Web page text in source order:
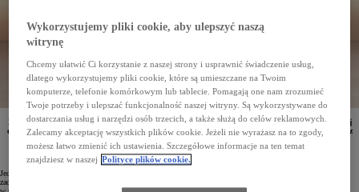
Zanim nowa Toyota Land Cruiser trafi do polskich salonów, klienci będą mogli zarezerwować swój
egzemplarz już w lutym. Przedsprzedaż obejmie dwie najwyższe wersje wyposażenia – Executive oraz
First Editon – a najniższa cena podstawowej wersji Prado została ustalona na poziomie 319 900 zł.
Jednym z obecnie najbardziej wyczekiwanych modeli na rynku jest nowa Toyota Land Cruiser, która
zadebiutuje w 2024 roku, a już w lutym polscy klienci będą mogli zamówić swój egzemplarz
Wykorzystujemy pliki cookie, aby ulepszyć naszą
witrynę
Chcemy ułatwić Ci korzystanie z naszej strony i usprawnić świadczenie usług,
dlatego wykorzystujemy pliki cookie, które są umieszczane na Twoim
komputerze, telefonie komórkowym lub tablecie. Pomagają one nam zrozumieć
Twoje potrzeby i ulepszać funkcjonalność naszej witryny. Są wykorzystywane do
dostarczania usług i narzędzi osób trzecich, a także służą do celów reklamowych.
Zalecamy akceptację wszystkich plików cookie. Jeżeli nie wyrażasz na to zgody,
możesz łatwo zmienić ich ustawienia. Szczegółowe informacje na ten temat
znajdziesz w naszej Polityce plików cookie.